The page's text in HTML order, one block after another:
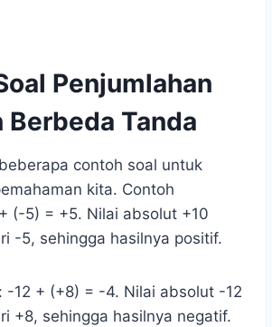
Penjumlahan
Berbeda Tanda
contoh soal untuk
kita. Contoh
(-5) = +5. Nilai absolut +10
-5, sehingga hasilnya positif.
-12 + (+8) = -4. Nilai absolut -12
+8, sehingga hasilnya negatif.